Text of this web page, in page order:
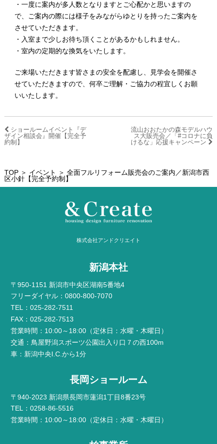
・一度に案内が多人数となりますとご心配かと思いますの
で、ご案内の際には様子をみながらゆとりを持ったご案内を
させていただきます。
・入室まで少しお待ち頂くことがあるかもしれません。
・室内の定期的な換気をいたします。
ご来場いただきます皆さまの安全を配慮し、見学会を開催さ
せていただきますので、何卒ご理解・ご協力の程宜しくお願
いいたします。
ショールームイベント『デ
ザイン相談会』開催【完全予
約制】
流山おおたかの森モデルハウ
ス大販売会／「#コロナに負
けるな」応援キャンペーン
TOP＞ イベント
＞ 全面フルリフォーム販売会のご案内／新潟市西
区小針【完全予約制】
株式会社アンドクリエイト
新潟本社
〒950-1151 新潟市中央区湖南5番地4
フリーダイヤル：0800-800-7070
TEL：025-282-7511
FAX：025-282-7513
営業時間：10:00～18:00（定休日：水曜・木曜日）
交通：鳥屋野潟スポーツ公園出入り口７の西100m
車：新潟中央I.C.から1分
長岡ショールーム
〒940-2023 新潟県長岡市蓮潟1丁目8番23号
TEL：0258-86-5516
営業時間：10:00～18:00（定休日：水曜・木曜日）